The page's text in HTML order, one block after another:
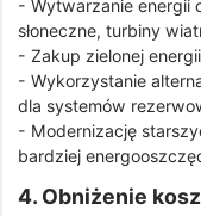
- Wytwarzanie energii
słoneczne, turbiny
- Zakup zielonej
- Wykorzystanie
dla systemów
- Modernizację
bardziej
4. Obniżenie